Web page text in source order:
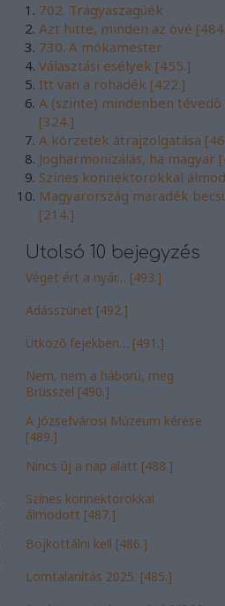
702. Trágyaszagúék
Azt hitte, minden az övé
730. A mókamester
Választási esélyek [455.]
Itt van a rohadék [422.]
A (szinte) mindenben tévedő
[324.]
A körzetek átrajzolgatása
Jogharmonizálás, ha magyar
Színes konnektorokkal
Magyarország maradék
[214.]
Utolsó 10 bejegyzés
Véget ért a nyár… [493.]
Adásszünet [492.]
Ütköző fejekben… [491.]
Nem, nem a háború, meg
Brüsszel [490.]
A Józsefvárosi Múzeum kérése
[489.]
Nincs új a nap alatt [488.]
Színes konnektorokkal
álmodott [487.]
Bojkottálni kell [486.]
Lomtalanítás 2025. [485.]